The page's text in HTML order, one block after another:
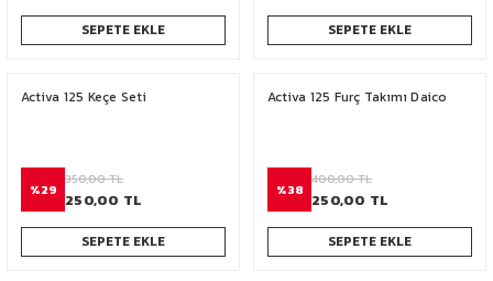
SEPETE EKLE SEPETE EKLE
Activa 125 Keçe Seti
%29
350,00 TL
250,00 TL
SEPETE EKLE
Activa 125 Furç Takımı Daico
%38
400,00 TL
250,00 TL
SEPETE EKLE